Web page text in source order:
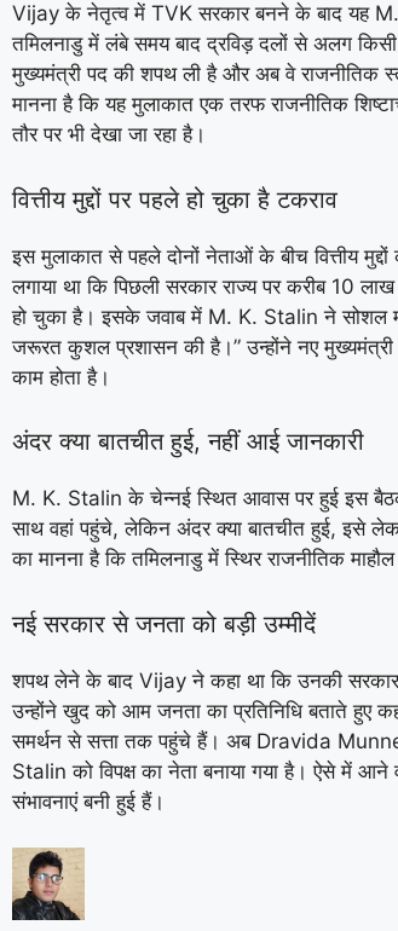
Vijay के नेतृत्व में TVK सरकार बनने के बाद यह
तमिलनाडु में लंबे समय बाद द्रविड़ दलों से अलग किसी
मुख्यमंत्री पद की शपथ ली है और अब वे राजनीतिक
मानना है कि यह मुलाकात एक तरफ राजनीतिक
तौर पर भी देखा जा रहा है।
वित्तीय मुद्दों पर पहले हो चुका है टकराव
इस मुलाकात से पहले दोनों नेताओं के बीच वित्तीय
लगाया था कि पिछली सरकार राज्य पर करीब 10
हो चुका है। इसके जवाब में M. K. Stalin ने सोशल
जरूरत कुशल प्रशासन की है।” उन्होंने नए मुख्यमंत्री
काम होता है।
अंदर क्या बातचीत हुई, नहीं आई जानकारी
M. K. Stalin के चेन्नई स्थित आवास पर हुई इस
साथ वहां पहुंचे, लेकिन अंदर क्या बातचीत हुई, इसे
का मानना है कि तमिलनाडु में स्थिर राजनीतिक
नई सरकार से जनता को बड़ी उम्मीदें
शपथ लेने के बाद Vijay ने कहा था कि उनकी
उन्होंने खुद को आम जनता का प्रतिनिधि बताते हुए
समर्थन से सत्ता तक पहुंचे हैं। अब Dravida
Stalin को विपक्ष का नेता बनाया गया है। ऐसे में
संभावनाएं बनी हुई हैं।